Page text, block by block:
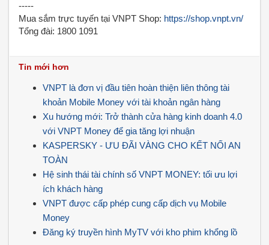
-----
Mua sắm trực tuyến tại VNPT Shop: https://shop.vnpt.vn/
Tổng đài: 1800 1091
Tin mới hơn
VNPT là đơn vị đầu tiên hoàn thiện liên thông tài
khoản Mobile Money với tài khoản ngân hàng
Xu hướng mới: Trở thành cửa hàng kinh doanh 4.0
với VNPT Money để gia tăng lợi nhuận
KASPERSKY - ƯU ĐÃI VÀNG CHO KẾT NỐI AN
TOÀN
Hệ sinh thái tài chính số VNPT MONEY: tối ưu lợi
ích khách hàng
VNPT được cấp phép cung cấp dịch vụ Mobile
Money
Đăng ký truyền hình MyTV với kho phim khổng lồ